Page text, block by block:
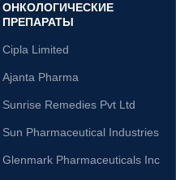
ОНКОЛОГИЧЕСКИЕ
ПРЕПАРАТЫ
Cipla Limited
Ajanta Pharma
Sunrise Remedies Pvt Ltd
Sun Pharmaceutical Industries
Glenmark Pharmaceuticals Inc